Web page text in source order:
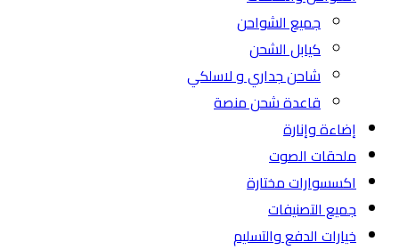
جميع الشواحن
كيابل الشحن
شاحن جداري و لاسلكي
قاعدة شحن منصة
إضاءة وإنارة
ملحقات الصوت
اكسسوارات مختارة
جميع التصنيفات
خيارات الدفع والتسليم